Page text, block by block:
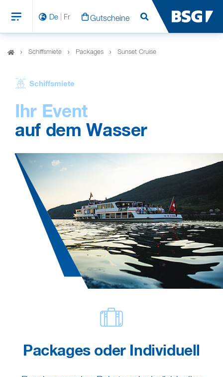
De Fr Gutscheine Suchen
Schiffsmiete Packages Sunset Cruise
Schiffsmiete
Ihr Event
auf dem Wasser
Packages oder Individuell